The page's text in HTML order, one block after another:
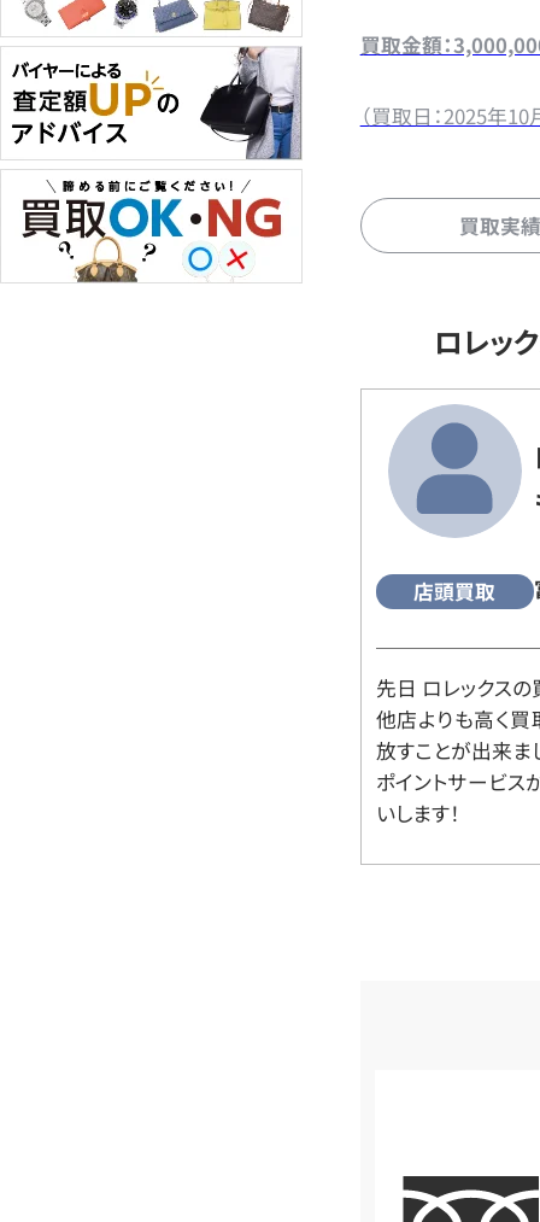
買取金額：
（買取日：2025年10
買取実
ロレッ
店頭買取
先日 ロレックスの
他店よりも高く買
放すことが出来ま
ポイントサービス
いします！